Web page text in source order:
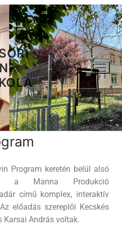
Program keretén belül alsó
a Manna Produkció
című komplex, interaktív
előadás szereplői Kecskés
Karsai András voltak.